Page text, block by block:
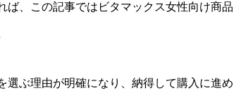
ば、この記事ではビタマックス女性向け商品
選ぶ理由が明確になり、納得して購入に進め